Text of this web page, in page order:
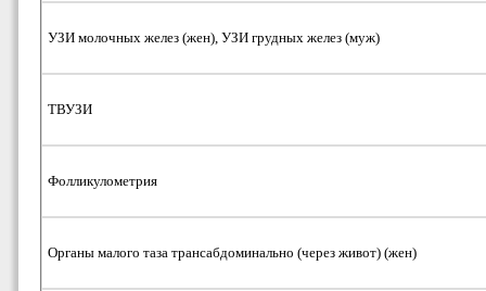
УЗИ молочных желез (жен), УЗИ грудных желез (муж)
ТВУЗИ
Фолликулометрия
Органы малого таза трансабдоминально (через живот) (жен)